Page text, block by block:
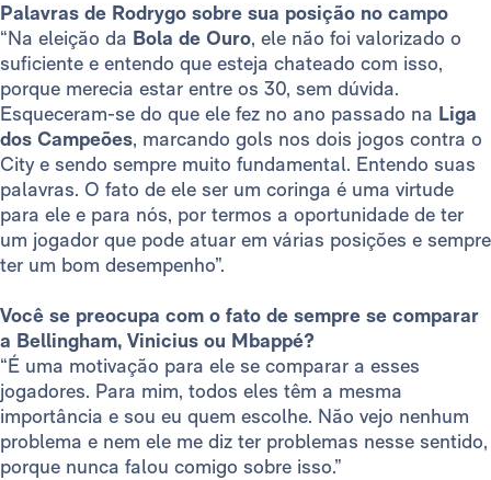
Palavras de Rodrygo sobre sua posição no campo
“Na eleição da Bola de Ouro, ele não foi valorizado o
suficiente e entendo que esteja chateado com isso,
porque merecia estar entre os 30, sem dúvida.
Esqueceram-se do que ele fez no ano passado na Liga
dos Campeões, marcando gols nos dois jogos contra o
City e sendo sempre muito fundamental. Entendo suas
palavras. O fato de ele ser um coringa é uma virtude
para ele e para nós, por termos a oportunidade de ter
um jogador que pode atuar em várias posições e sempre
ter um bom desempenho”.
Você se preocupa com o fato de sempre se comparar
a Bellingham, Vinicius ou Mbappé?
“É uma motivação para ele se comparar a esses
jogadores. Para mim, todos eles têm a mesma
importância e sou eu quem escolhe. Não vejo nenhum
problema e nem ele me diz ter problemas nesse sentido,
porque nunca falou comigo sobre isso.”